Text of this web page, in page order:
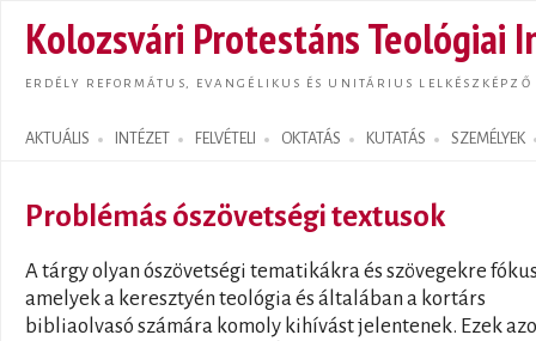
Kolozsvári Protestáns Teológiai
ERDÉLY REFORMÁTUS, EVANGÉLIKUS ÉS UNITÁRIUS LELKÉSZKÉPZŐ
AKTUÁLIS INTÉZET FELVÉTELI OKTATÁS KUTATÁS SZEMÉLYEK
Search form
Problémás ószövetségi textusok
A tárgy olyan ószövetségi tematikákra és szövegekre
amelyek a keresztyén teológia és általában a kortárs
bibliaolvasó számára komoly kihívást jelentenek. Ezek